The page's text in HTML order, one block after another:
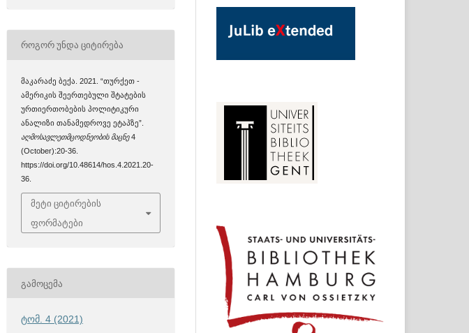
ᲠᲝᲒᲝᲠ ᲣᲜᲓᲐ ᲪᲘᲢᲘᲠᲔᲑᲐ
მაკარაძე ბექა. 2021. “თურქეთ -
ამერიკის შეერთებული შტატების
ურთიერთობების პოლიტიკური
ანალიზი თანამედროვე ეტაპზე”.
აღმოსავლეთმცოდნეობის მაცნე4
(October):20-36.
https://doi.org/10.48614/hos.4.2021.20-
36.
მეტი ციტირების
ფორმატები
ᲒᲐᲛᲝᲪᲔᲛᲐ
ტომ. 4 (2021)